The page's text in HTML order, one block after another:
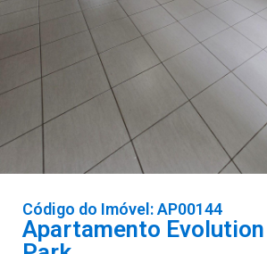
Código do Imóvel: AP00144
Apartamento